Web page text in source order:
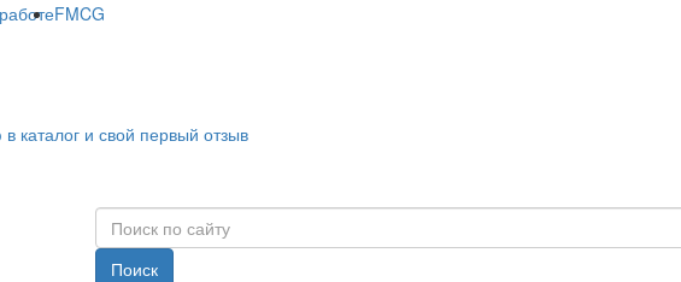
FMCG
каталог и свой первый отзыв
Поиск